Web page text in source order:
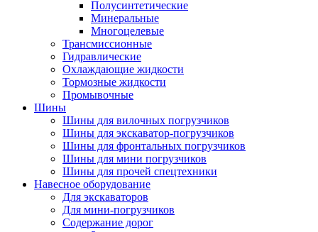
Полусинтетические
Минеральные
Многоцелевые
Трансмиссионные
Гидравлические
Охлаждающие жидкости
Тормозные жидкости
Промывочные
Шины
Шины для вилочных погрузчиков
Шины для экскаватор-погрузчиков
Шины для фронтальных погрузчиков
Шины для мини погрузчиков
Шины для прочей спецтехники
Навесное оборудование
Для экскаваторов
Для мини-погрузчиков
Содержание дорог